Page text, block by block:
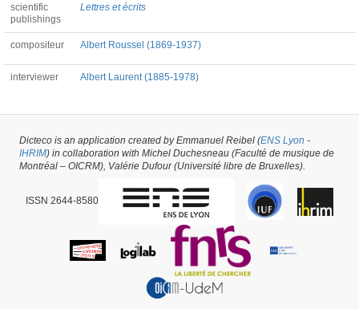
scientific
publishings
Lettres et écrits
compositeur Albert Roussel (1869-1937)
interviewer Albert Laurent (1885-1978)
Asimov
Dicteco is an application created by Emmanuel Reibel (ENS Lyon -
IHRIM) in collaboration with Michel Duchesneau (Faculté de musique de
Montréal – OICRM), Valérie Dufour (Université libre de Bruxelles).
ISSN 2644-8580